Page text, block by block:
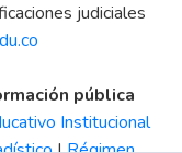
judiciales
pública
Institucional